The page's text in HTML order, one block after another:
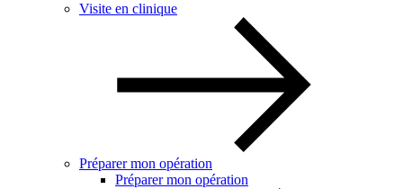
Visite en clinique
Préparer mon opération
Préparer mon opération